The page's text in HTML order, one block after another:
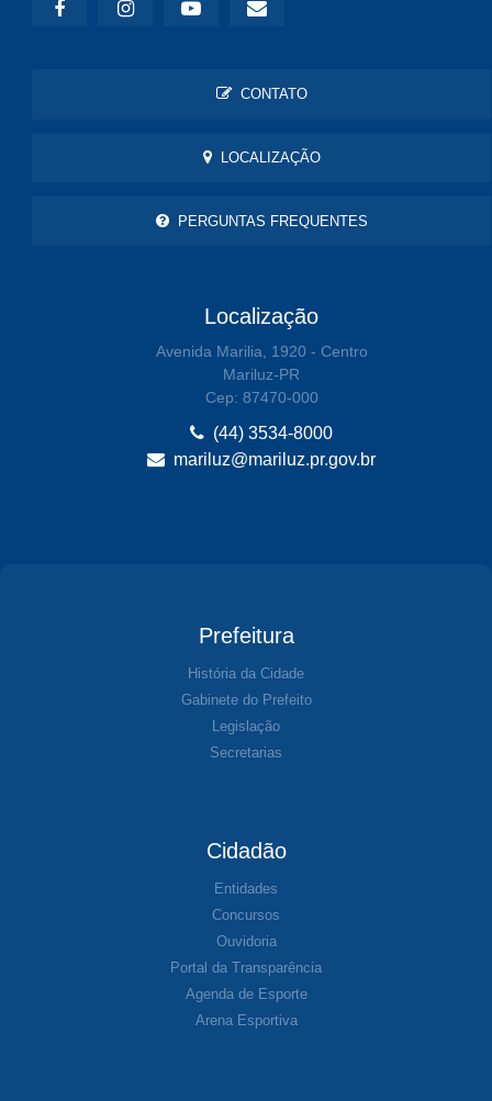
CONTATO
LOCALIZAÇÃO
PERGUNTAS FREQUENTES
Localização
Avenida Marilia, 1920 - Centro
Mariluz-PR
Cep: 87470-000
(44) 3534-8000
mariluz@mariluz.pr.gov.br
Prefeitura
História da Cidade
Gabinete do Prefeito
Legislação
Secretarias
Cidadão
Entidades
Concursos
Ouvidoria
Portal da Transparência
Agenda de Esporte
Arena Esportiva